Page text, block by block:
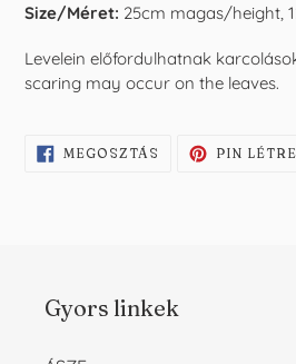
Size/Méret: 25cm magas/height,
Levelein előfordulhatnak
scaring may occur on the leaves.
MEGOSZTÁS OSZD
MEG
PIN
Gyors linkek